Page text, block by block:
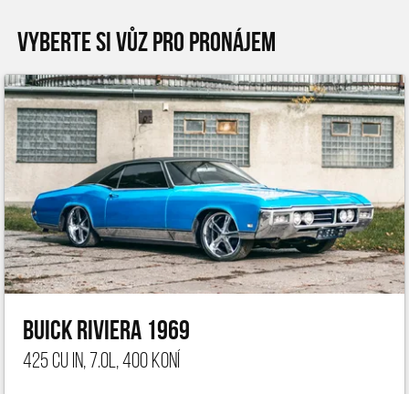
VYBERTE SI VŮZ PRO PRONÁJEM
Buick Riviera 1969
425 cu in, 7.0L, 400 koní